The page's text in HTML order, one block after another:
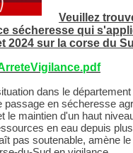
Veuillez
sécheresse qui
2024 sur la corse du
dans le
passage en sécheresse
le maintien d'un haut
en eau depuis
pas soutenable, amène